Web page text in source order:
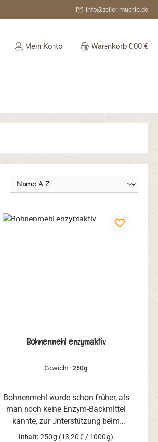
info@zeller-muehle.de
Du hast 0 Produkte auf dem Merkzettel
Mein Konto Warenkorb 0,00 €
Bohnenmehl enzymaktiv
Gewicht:250g
Bohnenmehl wurde schon früher, als
man noch keine Enzym-Backmittel
kannte, zur Unterstützung beim
Backen von Baguettes und anderen
Inhalt:250 g (13,20 € / 1000 g)